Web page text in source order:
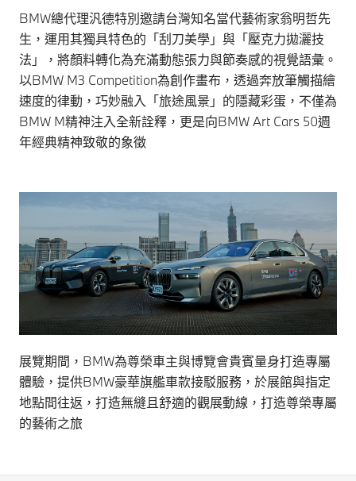
BMW總代理汎德特別邀請台灣知名當代藝術家翁明哲先
生，運用其獨具特色的「刮刀美學」與「壓克力拋灑技
法」，將顏料轉化為充滿動態張力與節奏感的視覺語彙。
以BMW M3 Competition為創作畫布，透過奔放筆觸描繪
速度的律動，巧妙融入「旅途風景」的隱藏彩蛋，不僅為
BMW M精神注入全新詮釋，更是向BMW Art Cars 50週
年經典精神致敬的象徵
展覽期間，BMW為尊榮車主與博覽會貴賓量身打造專屬
體驗，提供BMW豪華旗艦車款接駁服務，於展館與指定
地點間往返，打造無縫且舒適的觀展動線，打造尊榮專屬
的藝術之旅